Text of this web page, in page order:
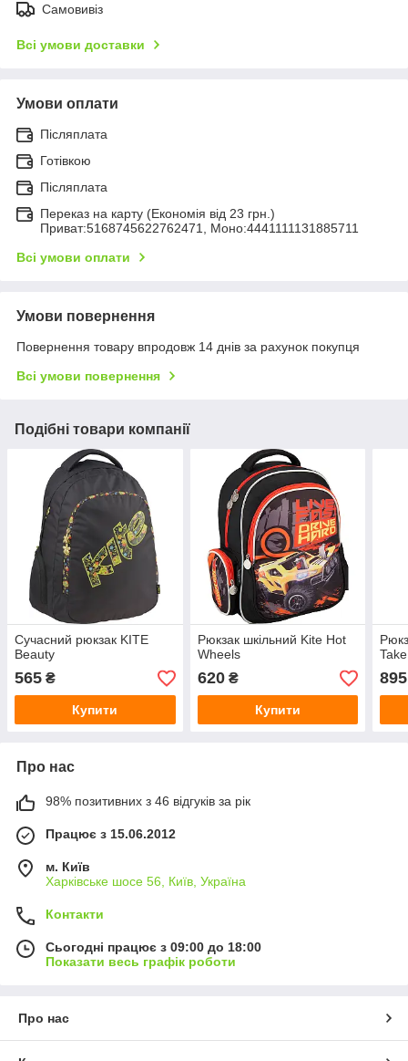
Самовивіз
Всі умови доставки
Умови оплати
Післяплата
Готівкою
Післяплата
Переказ на карту (Економія від 23 грн.)
Приват:5168745622762471, Моно:4441111131885711
Всі умови оплати
Умови повернення
Повернення товару впродовж 14 днів за рахунок покупця
Всі умови повернення
Подібні товари компанії
Сучасний рюкзак KITE
Beauty
565 ₴
Купити
Рюкзак шкільний Kite Hot
Wheels
620₴
Купити
895
Про нас
98% позитивних з 46 відгуків за рік
Працює з 15.06.2012
м. Київ
Харківське шосе 56, Київ, Україна
Контакти
Сьогодні працює з 09:00 до 18:00
Показати весь графік роботи
Про нас